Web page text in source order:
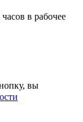
в рабочее
вы